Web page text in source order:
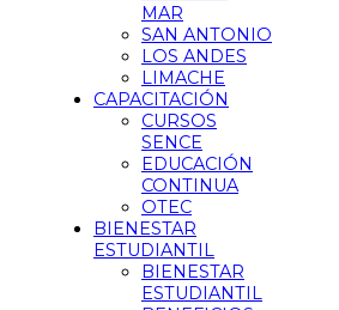
MAR
SAN ANTONIO
LOS ANDES
LIMACHE
CAPACITACIÓN
CURSOS
SENCE
EDUCACIÓN
CONTINUA
OTEC
BIENESTAR
ESTUDIANTIL
BIENESTAR
ESTUDIANTIL